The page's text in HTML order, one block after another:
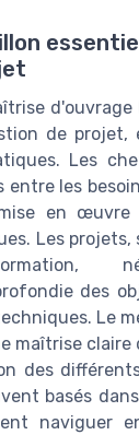
de projet,
Les
entre les
en œuvre
Les
des
Le
maîtrise
des
basés
naviguer